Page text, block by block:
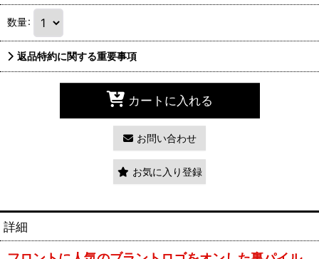
数量:
返品特約に関する重要事項
カートに入れる
お問い合わせ
お気に入り登録
詳細